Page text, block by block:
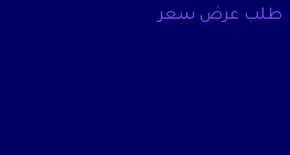
طلب عرض سعر